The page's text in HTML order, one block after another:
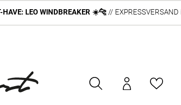
HAVE: LEO WINDBREAKER ☀️🐆 //